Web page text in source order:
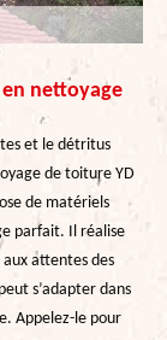
nettoyage
et le détritus
de toiture YD
de matériels
parfait. Il réalise
attentes des
s’adapter dans
Appelez-le pour